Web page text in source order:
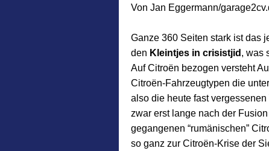
Von Jan Eggermann/
Ganze 360 Seiten stark ist das
den Kleintjes in crisistjid , was
Auf Citroën bezogen versteht
Citroën-Fahrzeugtypen die
also die heute fast
zwar erst lange nach der
gegangenen “rumänischen”
so ganz zur Citroën-Krise der